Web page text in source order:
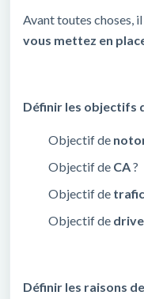
Avant toutes choses,
vous mettez en
Définir les objectifs
Objectif de
Objectif de CA?
Objectif de trafic
Objectif de
Définir les raisons